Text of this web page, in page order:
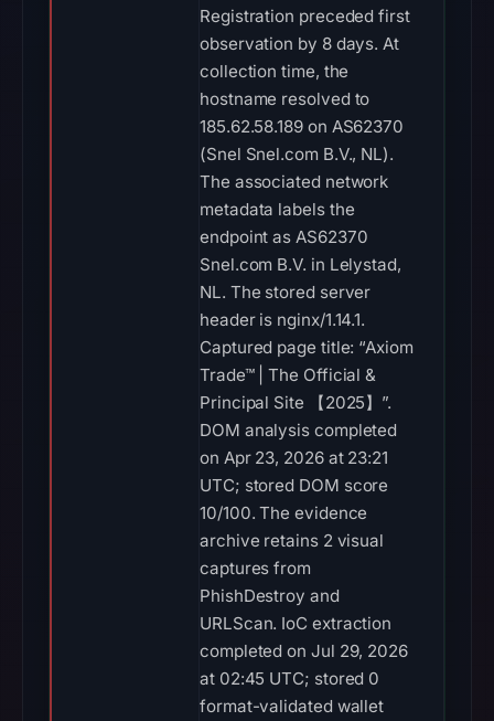
Registration preceded first
observation by 8 days. At
collection time, the
hostname resolved to
185.62.58.189 on AS62370
(Snel Snel.com B.V., NL).
The associated network
metadata labels the
endpoint as AS62370
Snel.com B.V. in Lelystad,
NL. The stored server
header is nginx/1.14.1.
Captured page title: “Axiom
Trade™ | The Official &
Principal Site 【2025】”.
DOM analysis completed
on Apr 23, 2026 at 23:21
UTC; stored DOM score
10/100. The evidence
archive retains 2 visual
captures from
PhishDestroy and
URLScan. IoC extraction
completed on Jul 29, 2026
at 02:45 UTC; stored 0
format-validated wallet